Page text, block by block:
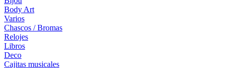
Body Art
Varios
Chascos / Bromas
Relojes
Libros
Deco
Cajitas musicales